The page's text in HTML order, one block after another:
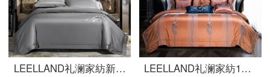
LEELLAND礼澜家紡新中国式刺繍100本の全綿ベッド用品四点セットの純綿現代別荘見本室のハイエンドベッド用品セットのハスの花-深冬灰1.8-2.0メートルベッド/220*240 cm
LEELLAND礼澜家紡100本のハイエンドの色織ジャカード全綿の寝具四点セット欧式軽奢別荘の見本板間純綿の寝具セット雀霊夢舞1.5-1.8メートルのベッド/200*230 cm